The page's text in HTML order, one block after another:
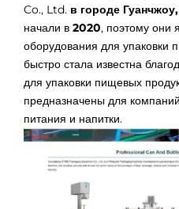
Co., Ltd. в городе
начали в 2020, поэтому они
оборудования для упаковки
быстро стала известна
для упаковки пищевых
предназначены для
питания и напитки.